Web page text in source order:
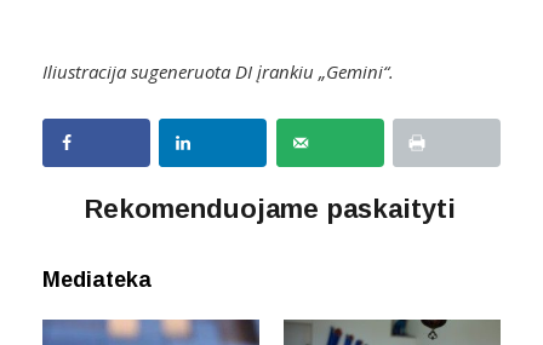
Iliustracija sugeneruota DI įrankiu „Gemini“.
Rekomenduojame paskaityti
Mediateka